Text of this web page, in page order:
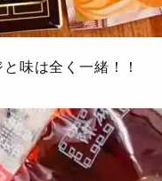
味は全く一緒！！